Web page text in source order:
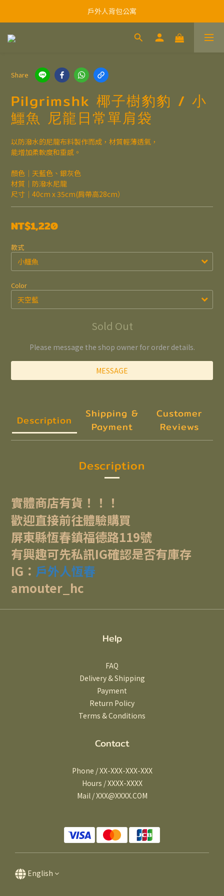
戶外人背包公寓
Share
Pilgrimshk 椰子樹豹豹 / 小
鱷魚 尼龍日常單肩袋
以防潑水的尼龍布料製作而成，材質輕薄透氣，
能增加柔軟度和垂感。
顏色｜天藍色、銀灰色
材質｜防潑水尼龍
尺寸｜40cm x 35cm(肩帶高28cm）
NT$1,220
款式
Color
Sold Out
Please message the shop owner for order details.
MESSAGE
Description
Shipping &
Payment
Customer
Reviews
Description
實體商店有貨！！！
歡迎直接前往體驗購買
屏東縣恆春鎮福德路119號
有興趣可先私訊IG確認是否有庫存
IG： 戶外人恆春
amouter_hc
Help
FAQ
Delivery & Shipping
Payment
Return Policy
Terms & Conditions
Contact
Phone / XX-XXX-XXX-XXX
Hours / XXXX-XXXX
Mail / XXX@XXXX.COM
English